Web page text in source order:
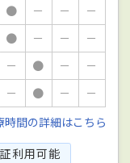
● － －
－
● － －
－
－ ● －
－
－ ● －
－
時間の詳細はこちら
利用可能